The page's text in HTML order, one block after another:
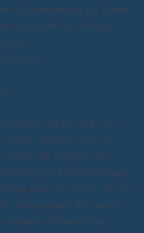
Aufbewahrung der Daten
überprüft; im Übrigen
mit uns (z.B. per
E-Mail, Telefon oder via
werden die Angaben des
der Kontaktanfrage
gem. Art. 6 Abs. 1 lit. b)
Die Angaben der Nutzer
Customer-Relationship-